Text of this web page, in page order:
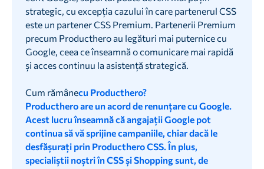
strategic, cu excepția cazului în care partenerul CSS
este un partener CSS Premium. Partenerii Premium
precum Producthero au legături mai puternice cu
Google, ceea ce înseamnă o comunicare mai rapidă
și acces continuu la asistență strategică.
‍Cum rămânecu Producthero?
Producthero are un acord de renunțare cu Google.
Acest lucru înseamnă că angajații Google pot
continua să vă sprijine campaniile, chiar dacă le
desfășurați prin Producthero CSS. În plus,
specialiștii noștri în CSS și Shopping sunt, de